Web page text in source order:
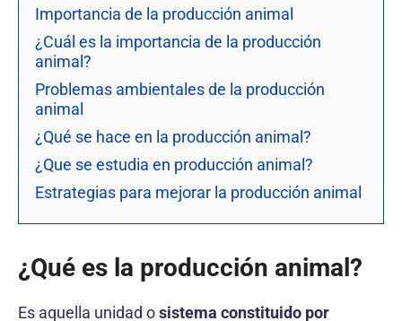
Importancia de la producción animal
¿Cuál es la importancia de la producción
animal?
Problemas ambientales de la producción
animal
¿Qué se hace en la producción animal?
¿Que se estudia en producción animal?
Estrategias para mejorar la producción animal
¿Qué es la producción animal?
Es aquella unidad osistema constituido por